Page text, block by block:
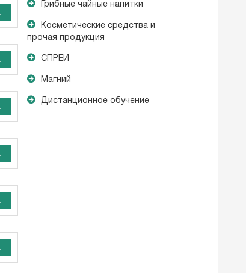
Грибные чайные напитки
Косметические средства и
прочая продукция
СПРЕИ
Магний
Дистанционное обучение